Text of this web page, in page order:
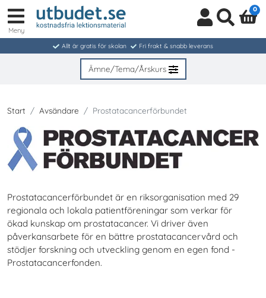
in
/
Meny
0
Allt är gratis för skolan Fri frakt & snabb leverans
Ämne/Tema/Årskurs
Start Avsändare Prostatacancerförbundet
Prostatacancerförbundet är en riksorganisation med 29
regionala och lokala patientföreningar som verkar för
ökad kunskap om prostatacancer. Vi driver även
påverkansarbete för en bättre prostatacancervård och
stödjer forskning och utveckling genom en egen fond -
Prostatacancerfonden.